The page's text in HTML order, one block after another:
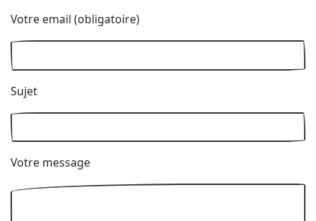
Votre email (obligatoire)
Sujet
Votre message